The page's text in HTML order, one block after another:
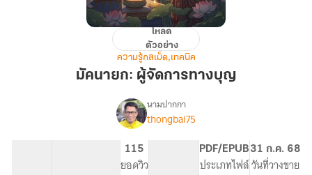
มัคนายก:
จัดการ
โหลด
ตัวอย่าง
ความรู้กลเม็ด,เทคนิค
มัคนายก: ผู้จัดการทางบุญ
เรื่อง
นามปากกา
thongbai75
115
ยอดวิว
PDF/EPUB
ประเภทไฟล์
31 ก.ค. 68
วันที่วางขาย